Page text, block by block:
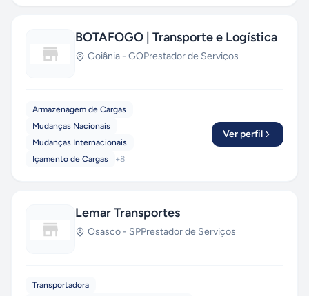
BOTAFOGO | Transporte e Logística
Goiânia - GOPrestador de Serviços
Armazenagem de Cargas
Mudanças Nacionais
Mudanças Internacionais
Içamento de Cargas
+8
Ver perfil
Lemar Transportes
Osasco - SPPrestador de Serviços
Transportadora